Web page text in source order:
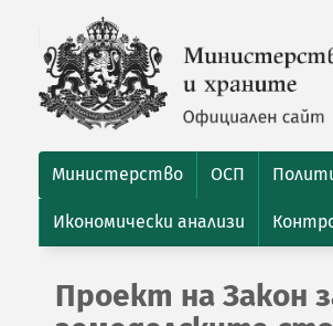
Министерство ОСП
Икономически анализи
Проект на Закон